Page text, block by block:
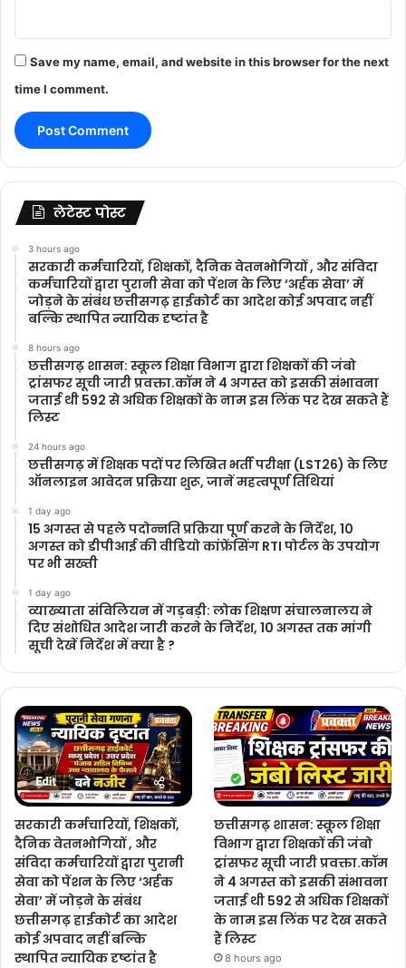
Save my name, email, and website in this browser for the next
time I comment.
लेटेस्ट पोस्ट
3 hours ago
सरकारी कर्मचारियों, शिक्षकों, दैनिक वेतनभोगियों , और संविदा
कर्मचारियों द्वारा पुरानी सेवा को पेंशन के लिए ‘अर्हक सेवा’ में
जोड़ने के संबंध छत्तीसगढ़ हाईकोर्ट का आदेश कोई अपवाद नहीं
बल्कि स्थापित न्यायिक दृष्टांत है
8 hours ago
छत्तीसगढ़ शासन: स्कूल शिक्षा विभाग द्वारा शिक्षकों की जंबो
ट्रांसफर सूची जारी प्रवक्ता.कॉम ने 4 अगस्त को इसकी संभावना
जताई थी 592 से अधिक शिक्षकों के नाम इस लिंक पर देख सकते हैं
लिस्ट
24 hours ago
छत्तीसगढ़ में शिक्षक पदों पर लिखित भर्ती परीक्षा (LST26) के लिए
ऑनलाइन आवेदन प्रक्रिया शुरू, जानें महत्वपूर्ण तिथियां
1 day ago
15 अगस्त से पहले पदोन्नति प्रक्रिया पूर्ण करने के निर्देश, 10
अगस्त को डीपीआई की वीडियो कांफ्रेंसिंग RTI पोर्टल के उपयोग
पर भी सख्ती
1 day ago
​व्याख्याता संविलियन में गड़बड़ी: लोक शिक्षण संचालनालय ने
दिए संशोधित आदेश जारी करने के निर्देश, 10 अगस्त तक मांगी
सूची देखें निर्देश में क्या है ?
सरकारी कर्मचारियों, शिक्षकों,
दैनिक वेतनभोगियों , और
संविदा कर्मचारियों द्वारा पुरानी
सेवा को पेंशन के लिए ‘अर्हक
सेवा’ में जोड़ने के संबंध
छत्तीसगढ़ हाईकोर्ट का आदेश
कोई अपवाद नहीं बल्कि
स्थापित न्यायिक दृष्टांत है
छत्तीसगढ़ शासन: स्कूल शिक्षा
विभाग द्वारा शिक्षकों की जंबो
ट्रांसफर सूची जारी प्रवक्ता.कॉम
ने 4 अगस्त को इसकी संभावना
जताई थी 592 से अधिक शिक्षकों
के नाम इस लिंक पर देख सकते
हैं लिस्ट
8 hours ago